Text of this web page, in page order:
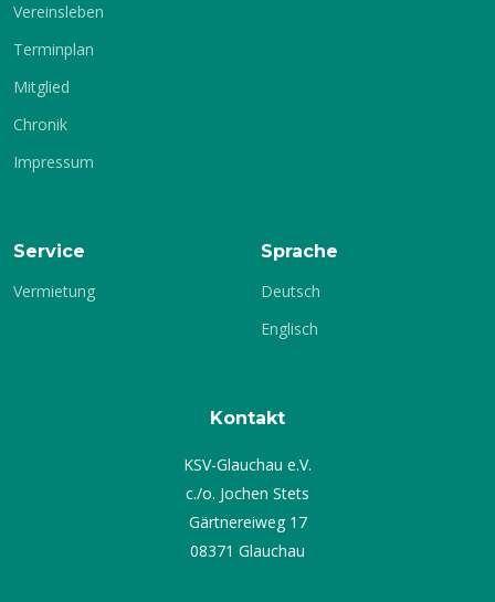
Vereinsleben
Terminplan
Mitglied
Chronik
Impressum
Service
Vermietung
Sprache
Deutsch
Englisch
Kontakt
KSV-Glauchau e.V.
c./o. Jochen Stets
Gärtnereiweg 17
08371 Glauchau